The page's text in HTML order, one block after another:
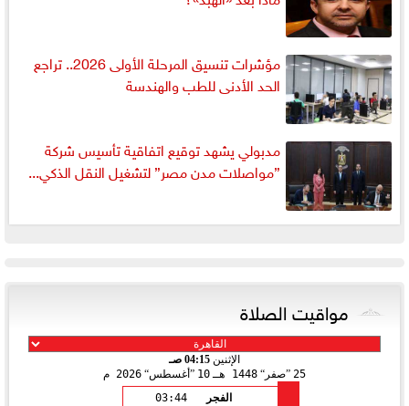
مؤشرات تنسيق المرحلة الأولى 2026.. تراجع
الحد الأدنى للطب والهندسة
مدبولي يشهد توقيع اتفاقية تأسيس شركة
”مواصلات مدن مصر” لتشغيل النقل الذكي...
مواقيت الصلاة
الإثنين 04:15 صـ
25 صفر 1448 هـ 10 أغسطس 2026 م
الفجر
03:44